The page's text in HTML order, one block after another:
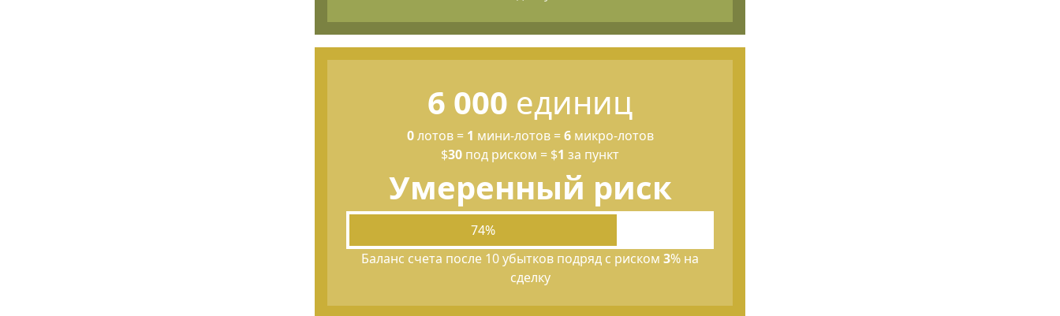
6 000 единиц
0лотов = 1 мини-лотов =6микро-лотов
$30 под риском = $1 за пункт
Умеренный риск
74%
Баланс счета после 10 убытков подряд с риском 3% на
сделку